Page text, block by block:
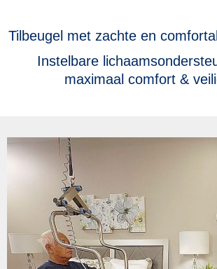
Tilbeugel met zachte en
Instelbare
maximaal comfort &